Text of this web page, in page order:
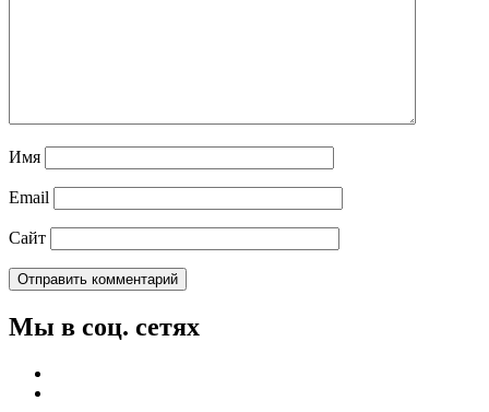
Имя
Email
Сайт
Мы в соц. сетях